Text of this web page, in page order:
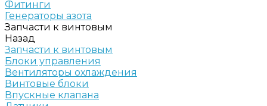
Фитинги
Генераторы азота
Запчасти к винтовым
Назад
Запчасти к винтовым
Блоки управления
Вентиляторы охлаждения
Винтовые блоки
Впускные клапана